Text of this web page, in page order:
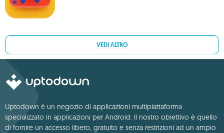
VEDI ALTRO
Uptodown è un negozio di applicazioni multipiattaforma
specializzato in applicazioni per Android. Il nostro obiettivo è quello
di fornire un accesso libero, gratuito e senza restrizioni ad un ampio